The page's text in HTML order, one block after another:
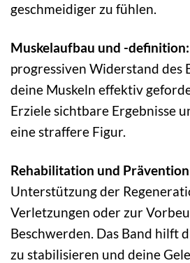
geschmeidiger zu fühlen.
Muskelaufbau und -definition:
progressiven Widerstand des
deine Muskeln effektiv
Erziele sichtbare Ergebnisse
eine straffere Figur.
Rehabilitation und
Unterstützung der
Verletzungen oder zur
Beschwerden. Das Band hilft
zu stabilisieren und deine